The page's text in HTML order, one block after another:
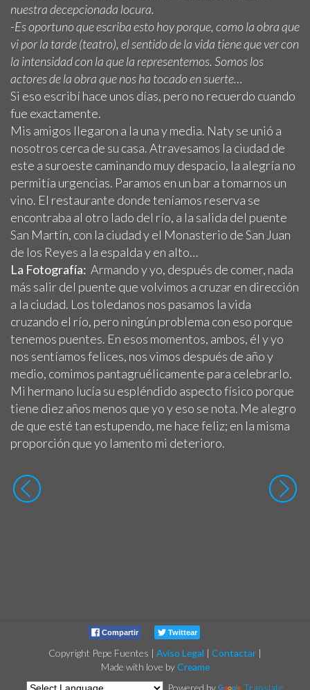
nuestra decepcionada locura.
-Es oportuno que escriba esto hoy porque, como la obra que
vi por la tarde (teatro), el sentido de la vida tiene que ver con
la intensidad con la que la representemos. Somos los
actores de la obra que nos ha tocado en suerte…
Si eso escribí hace unos días, pero no recuerdo cuando
fue exactamente.
Mis amigos llegaron a la una y media. Naty se unió a
nosotros cerca de su casa. Atravesamos la ciudad de
este a suroeste caminando muy despacio, la alegría no
permitía urgencias. Paramos en un bar a tomarnos un
vino. El restaurante donde teníamos reserva se
encontraba al otro lado del río, a la salida del puente
San Martín, con la ciudad y el Monasterio de San Juan
de los Reyes a la espalda y en alto…
La Fotografía: Armando y yo, después de comer, nada
más salir del puente que volvimos a cruzar en dirección
a la ciudad. Los toledanos nos pasamos la vida
cruzando el río, pero ningún problema con eso porque
tenemos puentes. En esos momentos, ambos, él y yo
nos sentíamos felices, nos vimos después de año y
medio, comimos pantagruélicamente para celebrarlo.
Mi hermano lucía su espléndido aspecto físico porque
tiene diez años menos que yo y eso se nota. Me alegro
de que esté tan estupendo, me hace feliz; en la misma
proporción que yo lamento mi deterioro.
Compartir Twittear
Copyright Pepe Fuentes | Aviso Legal | Contactar |
Made with love byCreame
Powered by
Translate